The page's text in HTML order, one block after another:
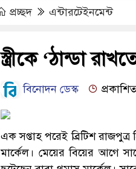
প্রচ্ছদ এন্টারটেইনমেন্ট
স্ত্রীকে ‘ঠান্ডা
বিনোদন ডেস্ক
এক সপ্তাহ পরেই ব্রিটিশ রাজপুত্র
মার্কেল। মেয়ের বিয়ের আগে